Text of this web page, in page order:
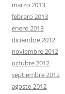
marzo 2013
febrero 2013
enero 2013
diciembre 2012
noviembre 2012
octubre 2012
septiembre 2012
agosto 2012